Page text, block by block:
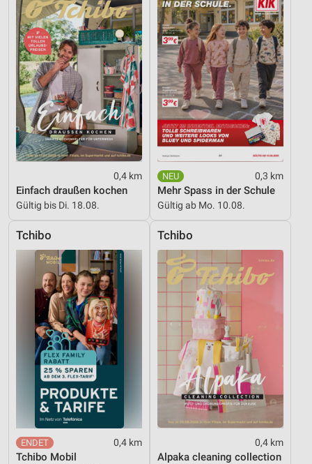
0,4 km
Einfach draußen kochen
Gültig bis Di. 18.08.
0,3 km
Mehr Spass in der Schule
Gültig ab Mo. 10.08.
Tchibo
0,4 km
Tchibo Mobil
Tchibo
0,4 km
Alpaka cleaning collection
Informationen identifizieren
Nicht-IAB-Verarbeitungszwecke:
Notwendig
Performance
Funktional
Werbung